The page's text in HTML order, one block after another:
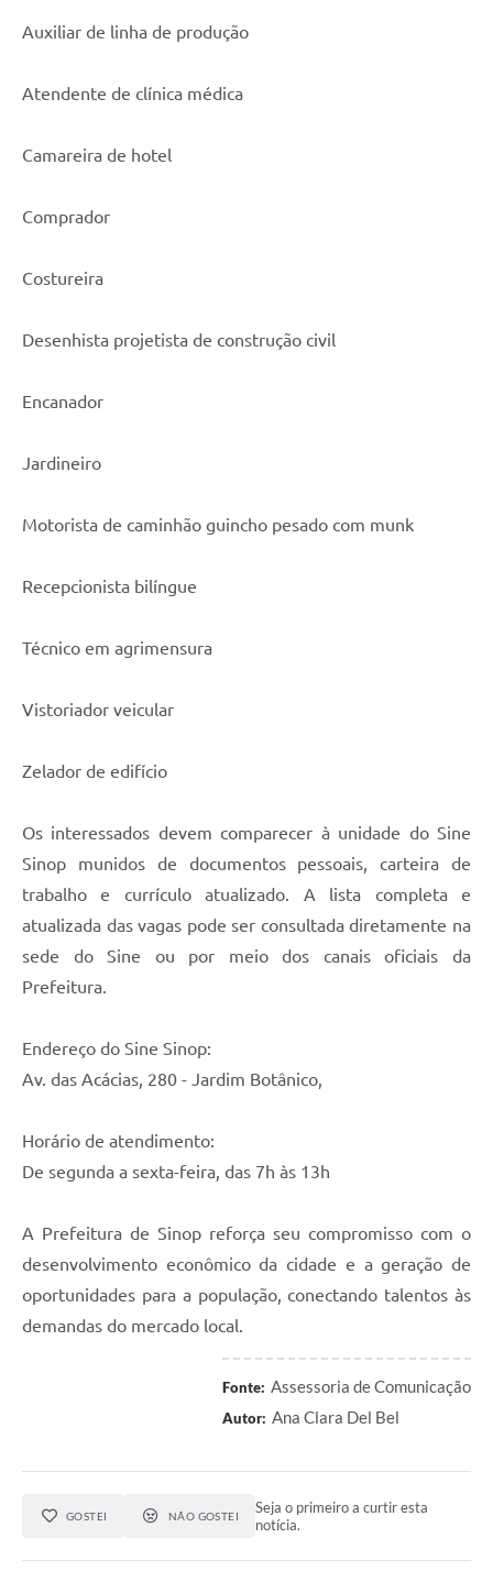
Auxiliar de linha de produção
Atendente de clínica médica
Camareira de hotel
Comprador
Costureira
Desenhista projetista de construção civil
Encanador
Jardineiro
Motorista de caminhão guincho pesado com munk
Recepcionista bilíngue
Técnico em agrimensura
Vistoriador veicular
Zelador de edifício
Os interessados devem comparecer à unidade do Sine
Sinop munidos de documentos pessoais, carteira de
trabalho e currículo atualizado. A lista completa e
atualizada das vagas pode ser consultada diretamente na
sede do Sine ou por meio dos canais oficiais da
Prefeitura.
Endereço do Sine Sinop:
Av. das Acácias, 280 - Jardim Botânico,
Horário de atendimento:
De segunda a sexta-feira, das 7h às 13h
A Prefeitura de Sinop reforça seu compromisso com o
desenvolvimento econômico da cidade e a geração de
oportunidades para a população, conectando talentos às
demandas do mercado local.
Fonte: Assessoria de Comunicação
Autor: Ana Clara Del Bel
GOSTEI NÃO GOSTEI
Seja o primeiro a curtir esta
notícia.